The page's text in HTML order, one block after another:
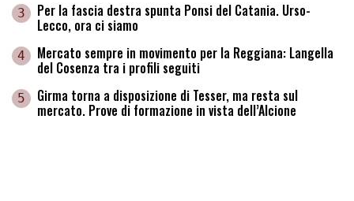
3 Per la fascia destra spunta Ponsi del Catania. Urso-
Lecco, ora ci siamo
4 Mercato sempre in movimento per la Reggiana: Langella
del Cosenza tra i profili seguiti
5 Girma torna a disposizione di Tesser, ma resta sul
mercato. Prove di formazione in vista dell’Alcione